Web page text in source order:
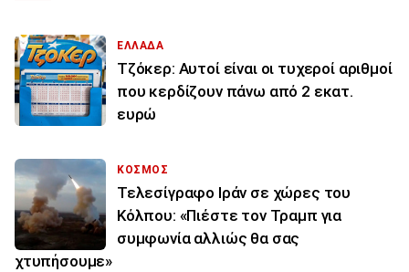
ΕΛΛΑΔΑ
Τζόκερ: Αυτοί είναι οι τυχεροί αριθμοί
που κερδίζουν πάνω από 2 εκατ.
ευρώ
ΚΟΣΜΟΣ
Τελεσίγραφο Ιράν σε χώρες του
Κόλπου: «Πιέστε τον Τραμπ για
συμφωνία αλλιώς θα σας
χτυπήσουμε»